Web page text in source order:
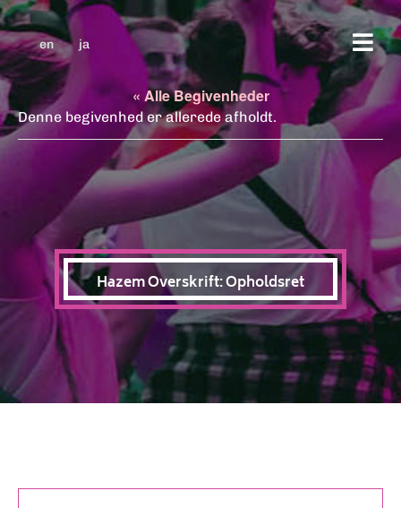
en ja
« Alle Begivenheder
Denne begivenhed er allerede afholdt.
Hazem Overskrift: Opholdsret